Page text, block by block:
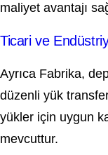
maliyet avantajı
Ticari ve
Ayrıca Fabrika,
düzenli yük
yükler için uygun
mevcuttur.